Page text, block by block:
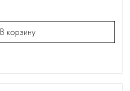
В корзину